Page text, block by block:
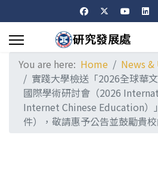
You are here: Home
News
實踐大學檢送「2026全球華
國際學術研討會（2026
Internet Chinese Education）
件），敬請惠予公告並鼓勵貴